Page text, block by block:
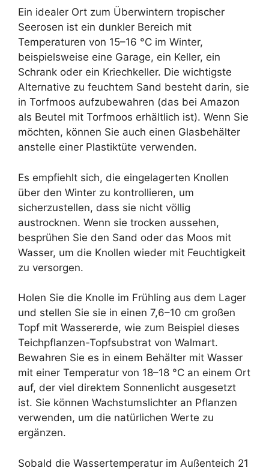
Ein idealer Ort zum Überwintern tropischer
Seerosen ist ein dunkler Bereich mit
Temperaturen von 15–16 °C im Winter,
beispielsweise eine Garage, ein Keller, ein
Schrank oder ein Kriechkeller. Die wichtigste
Alternative zu feuchtem Sand besteht darin, sie
in Torfmoos aufzubewahren (das bei Amazon
als Beutel mit Torfmoos erhältlich ist). Wenn Sie
möchten, können Sie auch einen Glasbehälter
anstelle einer Plastiktüte verwenden.
Es empfiehlt sich, die eingelagerten Knollen
über den Winter zu kontrollieren, um
sicherzustellen, dass sie nicht völlig
austrocknen. Wenn sie trocken aussehen,
besprühen Sie den Sand oder das Moos mit
Wasser, um die Knollen wieder mit Feuchtigkeit
zu versorgen.
Holen Sie die Knolle im Frühling aus dem Lager
und stellen Sie sie in einen 7,6–10 cm großen
Topf mit Wassererde, wie zum Beispiel dieses
Teichpflanzen-Topfsubstrat von Walmart.
Bewahren Sie es in einem Behälter mit Wasser
mit einer Temperatur von 18–18 °C an einem Ort
auf, der viel direktem Sonnenlicht ausgesetzt
ist. Sie können Wachstumslichter an Pflanzen
verwenden, um die natürlichen Werte zu
ergänzen.
Sobald die Wassertemperatur im Außenteich 21